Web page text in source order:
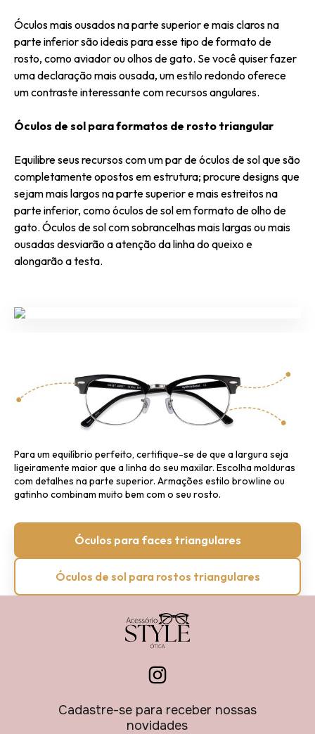
Óculos mais ousados ​​na parte superior e mais claros na
parte inferior são ideais para esse tipo de formato de
rosto, como aviador ou olhos de gato. Se você quiser fazer
uma declaração mais ousada, um estilo redondo oferece
um contraste interessante com recursos angulares.
Óculos de sol para formatos de rosto triangular
Equilibre seus recursos com um par de óculos de sol que são
completamente opostos em estrutura; procure designs que
sejam mais largos na parte superior e mais estreitos na
parte inferior, como óculos de sol em formato de olho de
gato. Óculos de sol com sobrancelhas mais largas ou mais
ousadas desviarão a atenção da linha do queixo e
alongarão a testa.
Para um equilíbrio perfeito, certifique-se de que a largura seja
ligeiramente maior que a linha do seu maxilar. Escolha molduras
com detalhes na parte superior. Armações estilo browline ou
gatinho combinam muito bem com o seu rosto.
Óculos para faces triangulares
Óculos de sol para rostos triangulares
Cadastre-se para receber nossas
novidades